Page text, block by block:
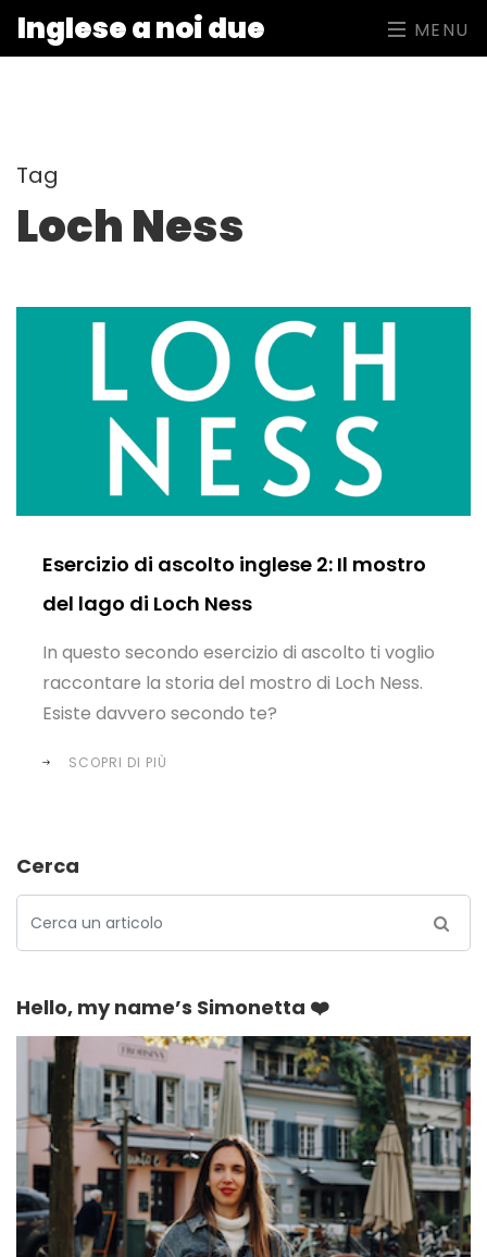
Inglese a noi due MENU
Tag
Loch Ness
Esercizio di ascolto inglese 2: Il mostro
del lago di Loch Ness
In questo secondo esercizio di ascolto ti voglio
raccontare la storia del mostro di Loch Ness.
Esiste davvero secondo te?
SCOPRI DI PIÙ
Cerca
Hello, my name’s Simonetta ❤️